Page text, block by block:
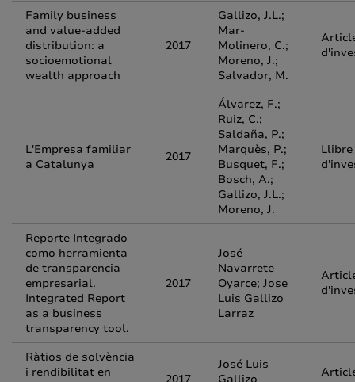
Family business
and value-added
distribution: a
socioemotional
wealth approach
2017
Gallizo, J.L.;
Mar-
Molinero, C.;
Moreno, J.;
Salvador, M.
L'Empresa familiar
a Catalunya
2017
Álvarez, F.;
Ruiz, C.;
Saldaña, P.;
Marquès, P.;
Busquet, F.;
Bosch, A.;
Gallizo, J.L.;
Moreno, J.
Llibre
Reporte Integrado
como herramienta
de transparencia
empresarial.
Integrated Report
as a business
transparency tool.
2017
José
Navarrete
Oyarce; Jose
Luis Gallizo
Larraz
Ràtios de solvència
i rendibilitat en
José Luis